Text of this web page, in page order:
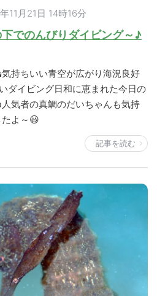
11月21日 14時16分
でのんびりダイビング～♪
持ちいい青空が広がり海況良好
ダイビング日和に恵まれた今日の
気者の真鯛のだいちゃんも気持
よ～😃
記事を読む